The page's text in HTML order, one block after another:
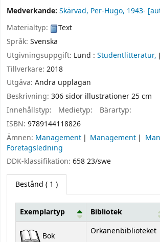
Medverkande: Skärvad, Per-Hugo, 1943-
Materialtyp:
Text
Språk: Svenska
Utgivningsuppgift: Lund : Studentlitteratur,
Tillverkare: 2018
Utgåva: Andra upplagan
Beskrivning: 306 sidor illustrationer 25 cm
Innehållstyp:
Medietyp:
Bärartyp:
ISBN: 9789144118826
Ämnen: Management Management
Företagsledning
DDK-klassifikation: 658 23/swe
Bestånd ( 1 )
Bestånd
Exemplartyp Bibliotek
Bok Orkanenbiblioteket